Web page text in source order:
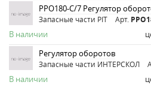
РРО180-С/7 Регулятор
Запасные части PIT Арт.
В наличии
Регулятор оборотов
Запасные части ИНТЕРСКОЛ
В наличии